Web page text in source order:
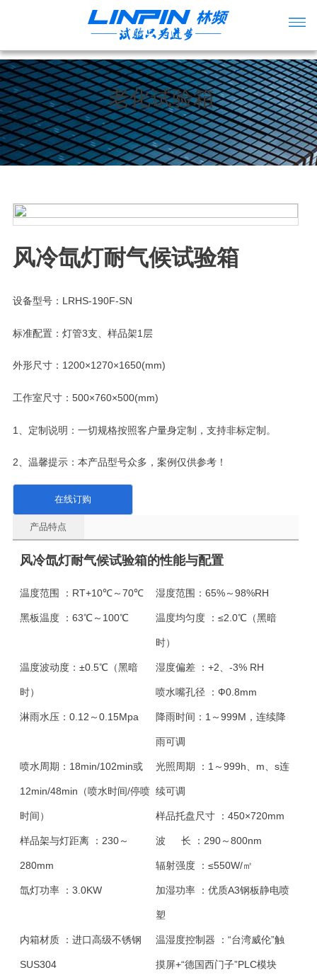
老化试验箱
风冷氙灯耐气候试验箱
设备型号：LRHS-190F-SN
标准配置：灯管3支、样品架1层
外形尺寸：1200×1270×1650(mm)
工作室尺寸：500×760×500(mm)
1、定制说明：一切规格按照客户量身定制，支持非标定制。
2、温馨提示：本产品型号众多，案例仅供参考！
在线订购
产品特点
风冷氙灯耐气候试验箱的性能与配置
温度范围 ： RT+10℃～70℃ 湿度范围： 65%～98%RH
黑板温度 ： 63℃～100℃ 温度均匀度 ： ≤2.0℃（黑暗
时）
温度波动度： ±0.5℃（黑暗
时）
湿度偏差 ： +2、-3% RH
喷水嘴孔径 ： Ф0.8mm
淋雨水压： 0.12～0.15Mpa 降雨时间： 1～999M，连续降
雨可调
喷水周期： 18min/102min或
12min/48min（喷水时间/停喷
时间）
光照周期 ： 1～999h、m、s连
续可调
样品托盘尺寸 ： 450×720mm
样品架与灯距离 ： 230～
280mm
波 长 ： 290～800nm
辐射强度 ： ≤550W/㎡
氙灯功率 ： 3.0KW 加湿功率 ： 优质A3钢板静电喷
塑
内箱材质 ： 进口高级不锈钢
SUS304
温湿度控制器 ： “台湾威伦”触
摸屏+“德国西门子”PLC模块